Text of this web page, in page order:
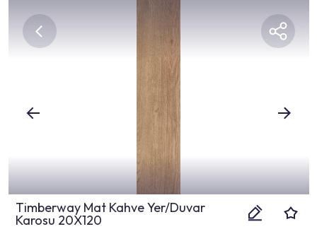
Timberway Mat Kahve Yer/Duvar
Karosu 20X120